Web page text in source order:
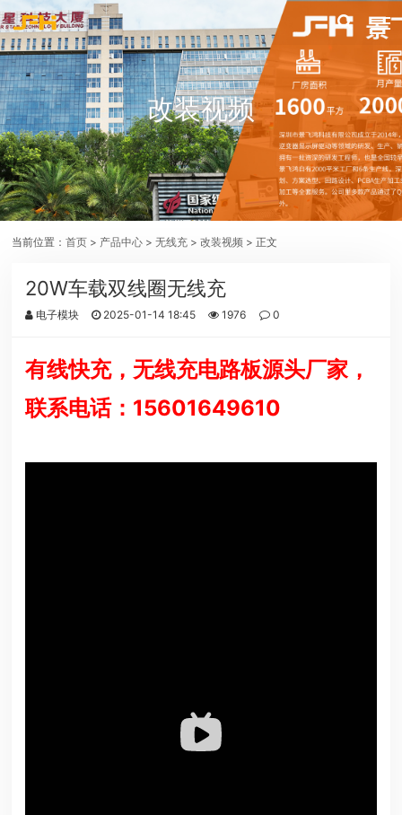
改装视频
当前位置：首页 > 产品中心 >无线充 >改装视频 > 正文
20W车载双线圈无线充
电子模块 2025-01-14 18:45 1976 0
有线快充，无线充电路板源头厂家，
联系电话：15601649610